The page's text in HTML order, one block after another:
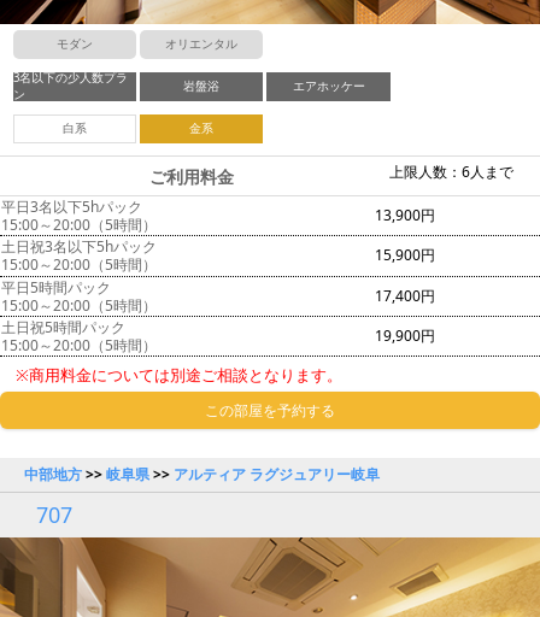
モダン オリエンタル
3名以下の少人数プラ
ン
岩盤浴 エアホッケー
白系 金系
上限人数：6人まで
ご利用料金
平日3名以下5hパック
15:00～20:00（5時間）
13,900円
土日祝3名以下5hパック
15:00～20:00（5時間）
15,900円
平日5時間パック
15:00～20:00（5時間）
17,400円
土日祝5時間パック
15:00～20:00（5時間）
19,900円
※商用料金については別途ご相談となります。
この部屋を予約する
中部地方>>岐阜県>> アルティア ラグジュアリー岐阜
707